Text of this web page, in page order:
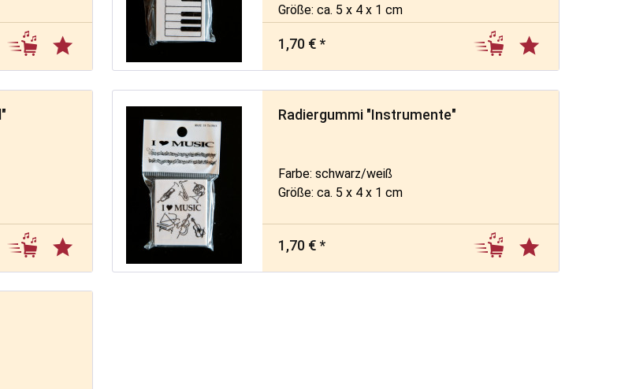
Größe: ca. 5 x 4 x 1 cm
1,70 € *
Radiergummi "Instrumente"
Farbe: schwarz/weiß
Größe: ca. 5 x 4 x 1 cm
1,70 € *